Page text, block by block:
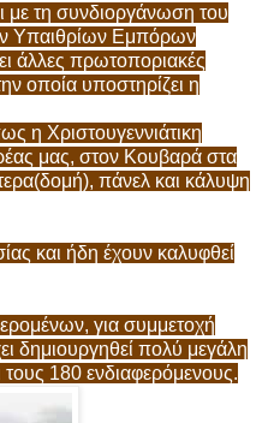
με τη συνδιοργάνωση του
Υπαιθρίων Εμπόρων
άλλες πρωτοποριακές
οποία υποστηρίζει η
η Χριστουγεννιάτικη
μας, στον Κουβαρά στα
πάνελ και κάλυψη
και ήδη έχουν καλυφθεί
για συμμετοχή
δημιουργηθεί πολύ μεγάλη
180 ενδιαφερόμενους.